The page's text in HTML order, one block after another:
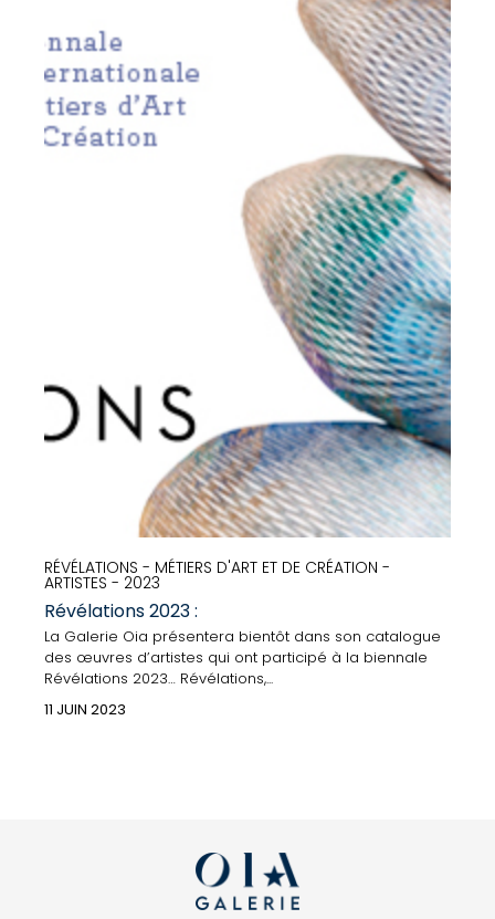
RÉVÉLATIONS - MÉTIERS D'ART ET DE CRÉATION -
ARTISTES - 2023
Révélations 2023 :
La Galerie Oia présentera bientôt dans son catalogue
des œuvres d’artistes qui ont participé à la biennale
Révélations 2023… Révélations,...
11 JUIN 2023